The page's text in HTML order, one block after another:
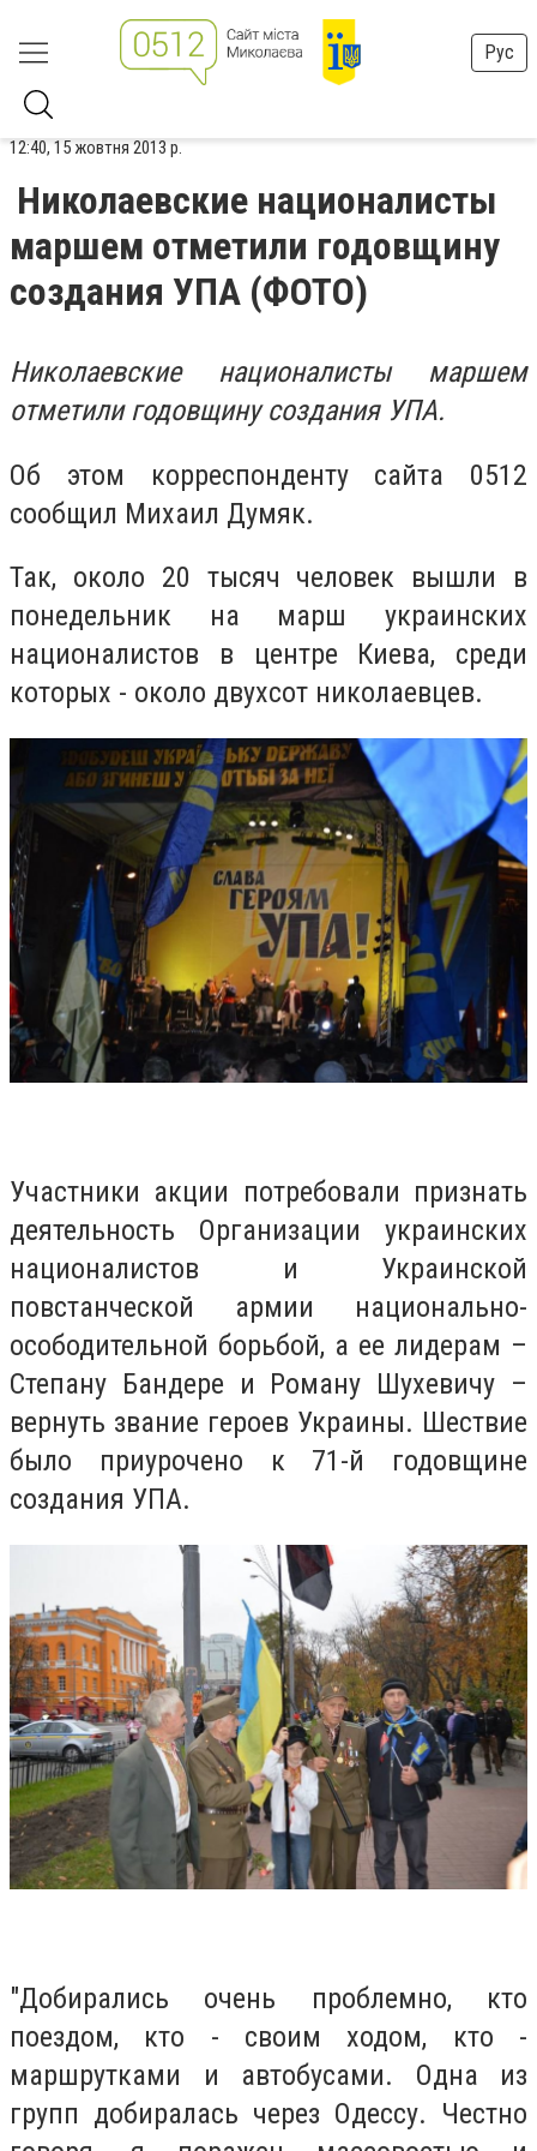
Рус
12:40, 15 жовтня 2013 р.
Николаевские националисты
маршем отметили годовщину
создания УПА (ФОТО)
Николаевские националисты маршем
отметили годовщину создания УПА.
Об этом корреспонденту сайта 0512
сообщил Михаил Думяк.
Так, около 20 тысяч человек вышли в
понедельник на марш украинских
националистов в центре Киева, среди
которых - около двухсот николаевцев.
Участники акции потребовали признать
деятельность Организации украинских
националистов и Украинской
повстанческой армии национально-
осободительной борьбой, а ее лидерам –
Степану Бандере и Роману Шухевичу –
вернуть звание героев Украины. Шествие
было приурочено к 71-й годовщине
создания УПА.
"Добирались очень проблемно, кто
поездом, кто - своим ходом, кто -
маршрутками и автобусами. Одна из
групп добиралась через Одессу. Честно